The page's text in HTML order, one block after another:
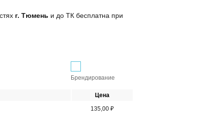
г. Тюмень и до ТК бесплатна при
Брендирование
Цена
135,00 ₽